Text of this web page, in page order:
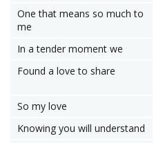
One that means so much to
me
In a tender moment we
Found a love to share
So my love
Knowing you will understand